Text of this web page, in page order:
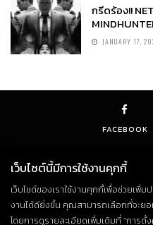
กรีดร้อง!!
JANUARY 17,
FACEBOOK
© Copyright
เว็บไซต์นี้มีการใช้งานคุกกี้
เว็บไซต์ของเราใช้งานคุกกี้เพื่อช่วยเพิ่
งานได้ดียิ่งขึ้น คุณสามารถเลือกที่จะย
โดยการดูรายละเอียดเพิ่มเติมที่ “การตั้